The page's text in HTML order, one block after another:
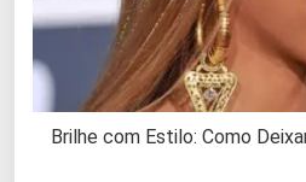
Brilhe com Estilo: Como